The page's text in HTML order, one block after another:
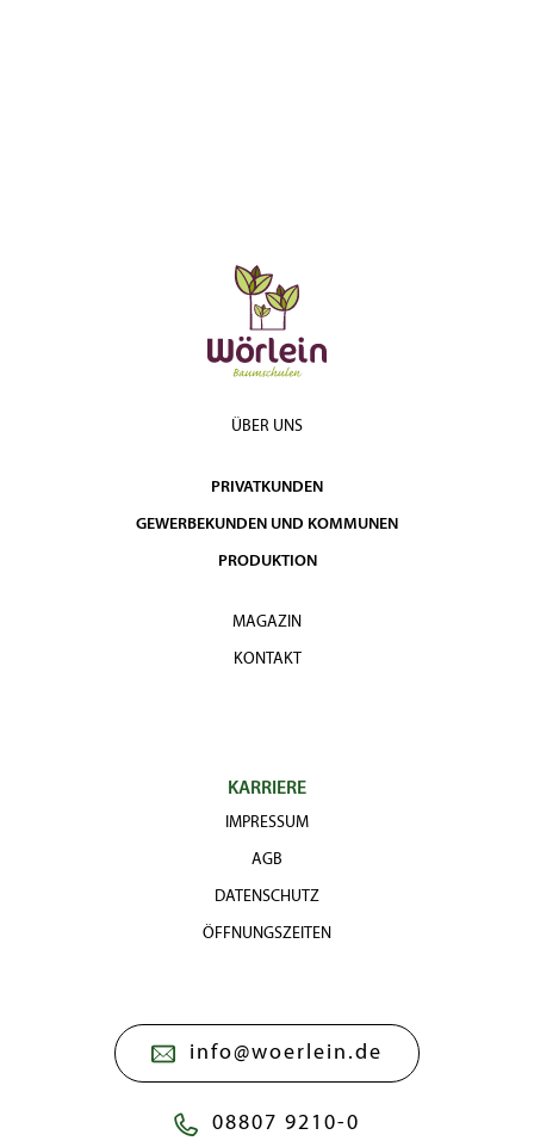
ÜBER UNS
PRIVATKUNDEN
GEWERBEKUNDEN UND KOMMUNEN
PRODUKTION
MAGAZIN
KONTAKT
KARRIERE
IMPRESSUM
AGB
DATENSCHUTZ
ÖFFNUNGSZEITEN
info@woerlein.de
08807 9210-0